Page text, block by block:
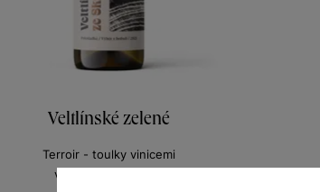
Veltlínské zelené
Terroir - toulky vinicemi
výběr z bobulí 2021